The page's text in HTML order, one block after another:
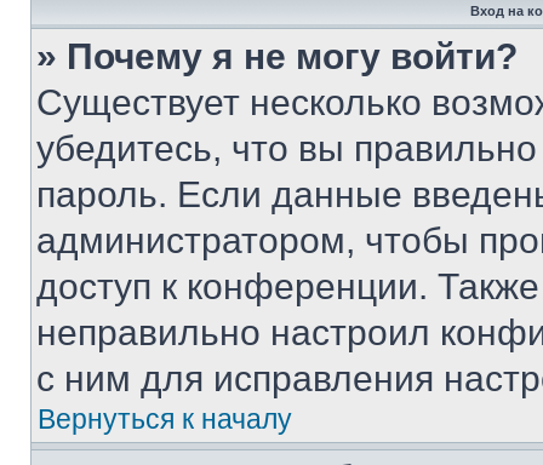
Вход на
» Почему я не могу войти?
Существует несколько
убедитесь, что вы
пароль. Если данные
администратором, чтобы
доступ к конференции.
неправильно настроил
с ним для исправления
Вернуться к началу